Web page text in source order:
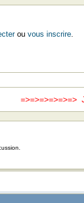
ou vous inscrire.